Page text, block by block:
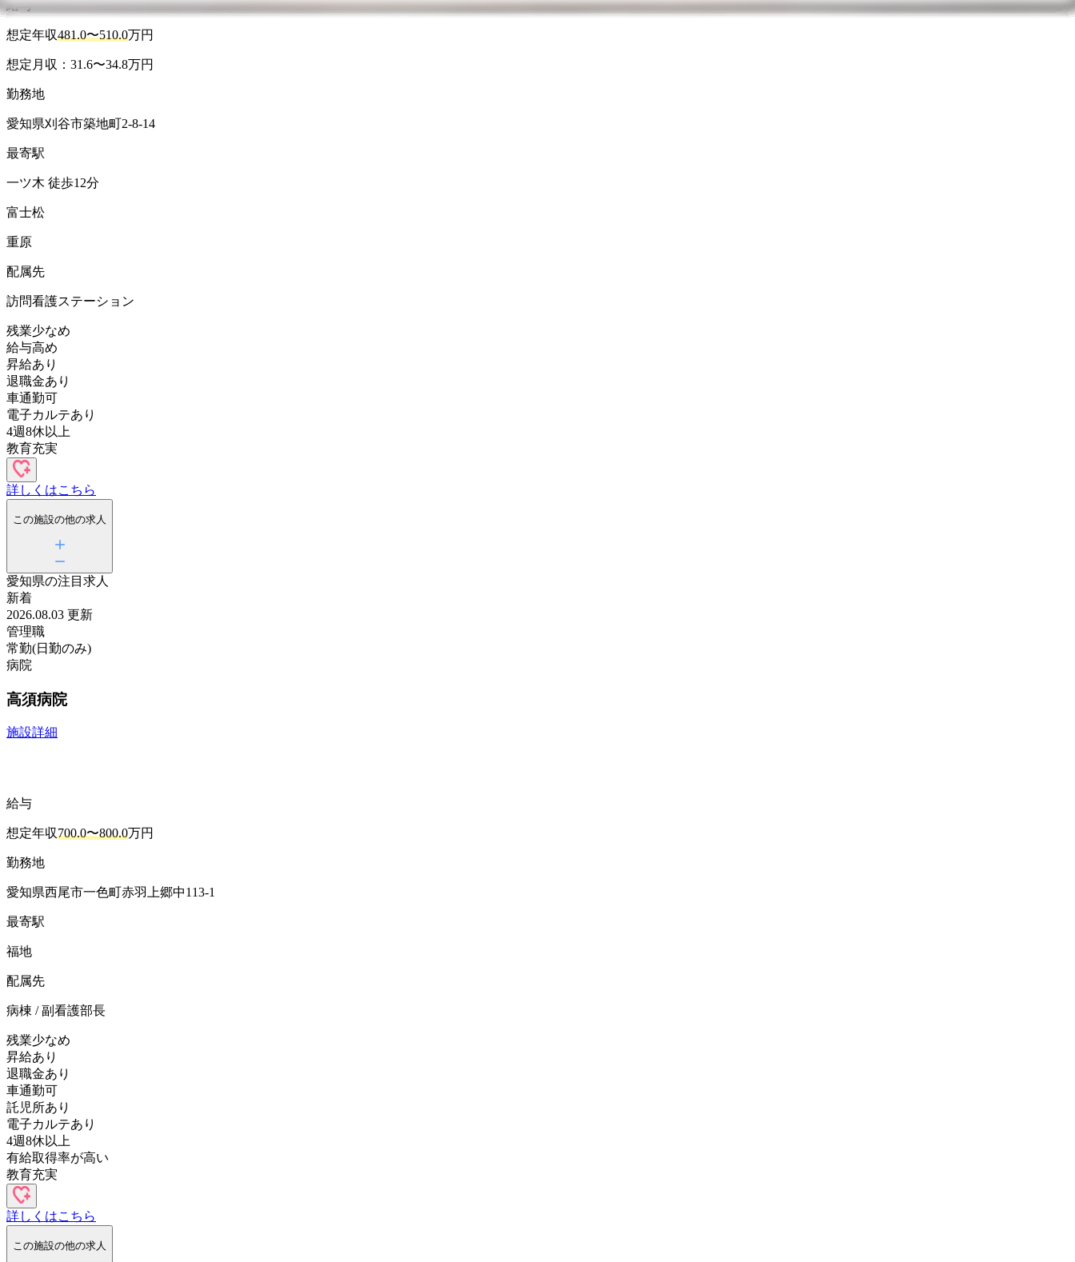
給与
想定年収481.0〜510.0万円
想定月収：31.6〜34.8万円
勤務地
愛知県刈谷市築地町2-8-14
最寄駅
一ツ木 徒歩12分
富士松
重原
配属先
訪問看護ステーション
残業少なめ
給与高め
昇給あり
退職金あり
車通勤可
電子カルテあり
4週8休以上
教育充実
詳しくはこちら
この施設の他の求人
愛知県の注目求人
新着
2026.08.03 更新
管理職
常勤(日勤のみ)
病院
高須病院
施設詳細
給与
想定年収700.0〜800.0万円
勤務地
愛知県西尾市一色町赤羽上郷中113-1
最寄駅
福地
配属先
病棟 / 副看護部長
残業少なめ
昇給あり
退職金あり
車通勤可
託児所あり
電子カルテあり
4週8休以上
有給取得率が高い
教育充実
詳しくはこちら
この施設の他の求人